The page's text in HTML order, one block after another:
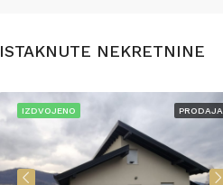
ISTAKNUTE NEKRETNINE
PRODAJA
IZDVOJENO